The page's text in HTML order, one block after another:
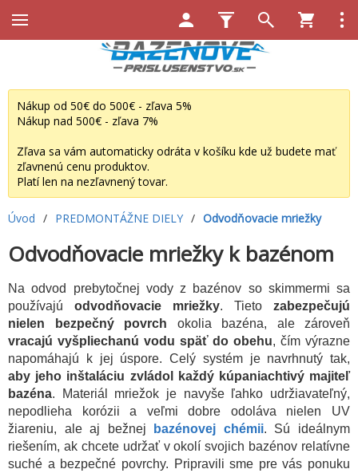
Nákup od 50€ do 500€ - zľava 5%
Nákup nad 500€ - zľava 7%
Zľava sa vám automaticky odráta v košíku kde už budete mať
zľavnenú cenu produktov.
Platí len na nezľavnený tovar.
Úvod / PREDMONTÁŽNE DIELY / Odvodňovacie mriežky
Odvodňovacie mriežky k bazénom
Na odvod prebytočnej vody z bazénov so skimmermi sa
používajú odvodňovacie mriežky. Tieto zabezpečujú
nielen bezpečný povrch okolia bazéna, ale zároveň
vracajú vyšpliechanú vodu späť do obehu, čím výrazne
napomáhajú k jej úspore. Celý systém je navrhnutý tak,
aby jeho inštaláciu zvládol každý kúpaniachtivý majiteľ
bazéna. Materiál mriežok je navyše ľahko udržiavateľný,
nepodlieha korózii a veľmi dobre odoláva nielen UV
žiareniu, ale aj bežnej
bazénovej chémii. Sú ideálnym
riešením, ak chcete udržať v okolí svojich bazénov relatívne
suché a bezpečné povrchy. Pripravili sme pre vás ponuku